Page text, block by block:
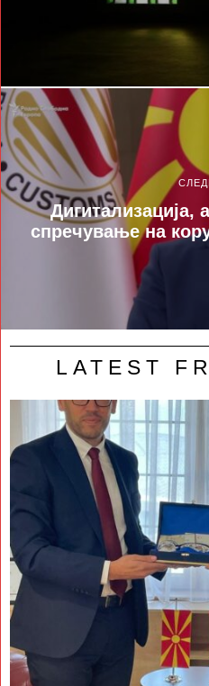
Дигитализација,
спречување на
LATEST